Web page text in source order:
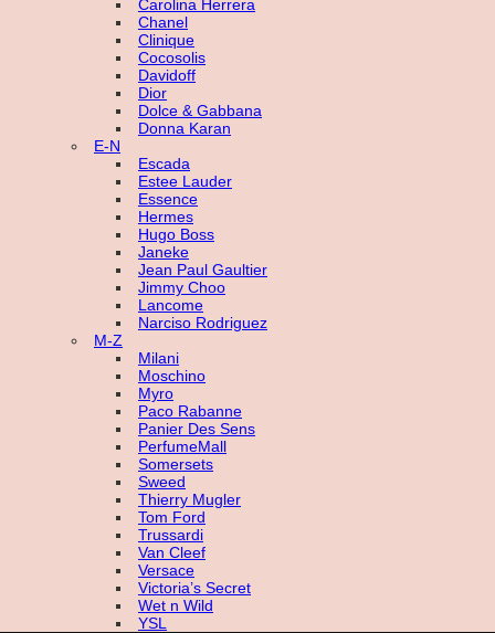
Carolina Herrera
Chanel
Clinique
Cocosolis
Davidoff
Dior
Dolce & Gabbana
Donna Karan
E-N
Escada
Estee Lauder
Essence
Hermes
Hugo Boss
Janeke
Jean Paul Gaultier
Jimmy Choo
Lancome
Narciso Rodriguez
M-Z
Milani
Moschino
Myro
Paco Rabanne
Panier Des Sens
PerfumeMall
Somersets
Sweed
Thierry Mugler
Tom Ford
Trussardi
Van Cleef
Versace
Victoria’s Secret
Wet n Wild
YSL